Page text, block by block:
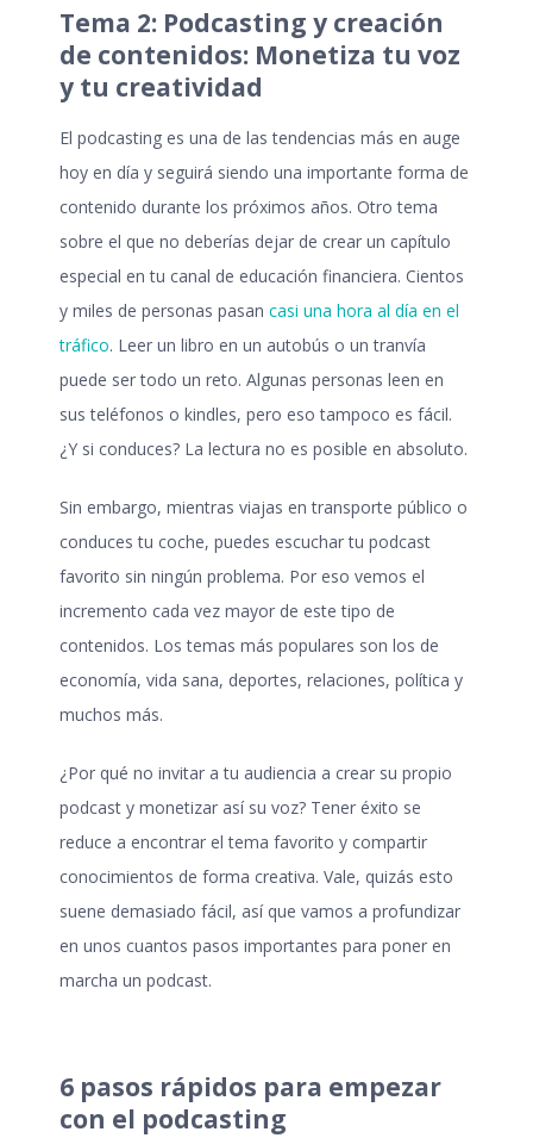
Tema 2: Podcasting y creación
de contenidos: Monetiza tu voz
y tu creatividad
El podcasting es una de las tendencias más en auge
hoy en día y seguirá siendo una importante forma de
contenido durante los próximos años. Otro tema
sobre el que no deberías dejar de crear un capítulo
especial en tu canal de educación financiera. Cientos
y miles de personas pasan casi una hora al día en el
tráfico. Leer un libro en un autobús o un tranvía
puede ser todo un reto. Algunas personas leen en
sus teléfonos o kindles, pero eso tampoco es fácil.
¿Y si conduces? La lectura no es posible en absoluto.
Sin embargo, mientras viajas en transporte público o
conduces tu coche, puedes escuchar tu podcast
favorito sin ningún problema. Por eso vemos el
incremento cada vez mayor de este tipo de
contenidos. Los temas más populares son los de
economía, vida sana, deportes, relaciones, política y
muchos más.
¿Por qué no invitar a tu audiencia a crear su propio
podcast y monetizar así su voz? Tener éxito se
reduce a encontrar el tema favorito y compartir
conocimientos de forma creativa. Vale, quizás esto
suene demasiado fácil, así que vamos a profundizar
en unos cuantos pasos importantes para poner en
marcha un podcast.
6 pasos rápidos para empezar
con el podcasting